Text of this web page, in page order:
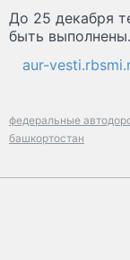
До 25 декабря
быть выполнены.
aur-
федеральные
башкортостан